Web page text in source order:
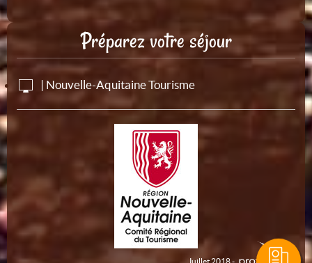
Préparez votre séjour
| Nouvelle-Aquitaine Tourisme